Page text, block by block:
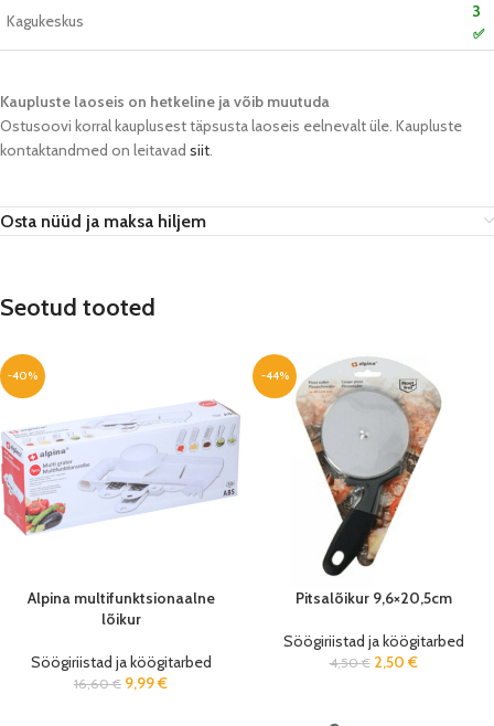
Kagukeskus 3
✅
Kaupluste laoseis on hetkeline ja võib muutuda​
Ostusoovi korral kauplusest täpsusta laoseis eelnevalt üle. Kaupluste
kontaktandmed on leitavad siit.
Osta nüüd ja maksa hiljem
Seotud tooted
-40%
Alpina multifunktsionaalne
lõikur
Söögiriistad ja köögitarbed
16,60€ 9,99€
-44%
Pitsalõikur 9,6×20,5cm
Söögiriistad ja köögitarbed
4,50€ 2,50 €